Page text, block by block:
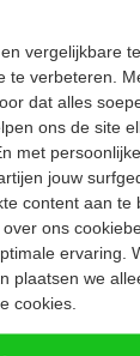
rendement van
stijlvolle
in iedere
voor
unieke dubbel
Dovre gieterij
boven- en
meegeleverd
52 x 45 x
139 kg
Gietijzer
Zwart
vergelijkbare
te verbeteren.
dat alles
ons de site
met
jouw
content aan te
over ons
ervaring.
plaatsen we
cookies.